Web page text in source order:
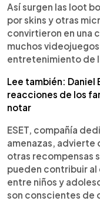
Así surgen las loot
por skins y otras
convirtieron en una
muchos
entretenimiento de
Lee también: Daniel
reacciones de los
notar
ESET, compañía
amenazas, advierte
otras recompensas
pueden contribuir
entre niños y
son conscientes de